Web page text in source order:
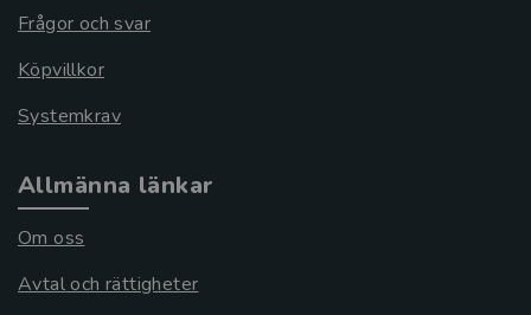
Frågor och svar
Köpvillkor
Systemkrav
Allmänna länkar
Om oss
Avtal och rättigheter